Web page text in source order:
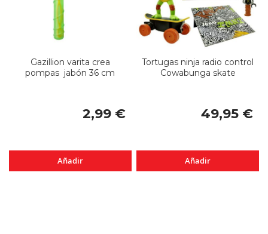
Gazillion varita crea
pompas jabón 36 cm
2,99 €
Añadir
Tortugas ninja radio control
Cowabunga skate
49,95 €
Añadir